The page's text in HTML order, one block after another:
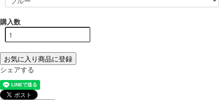
購入数
お気に入り商品に登録
シェアする